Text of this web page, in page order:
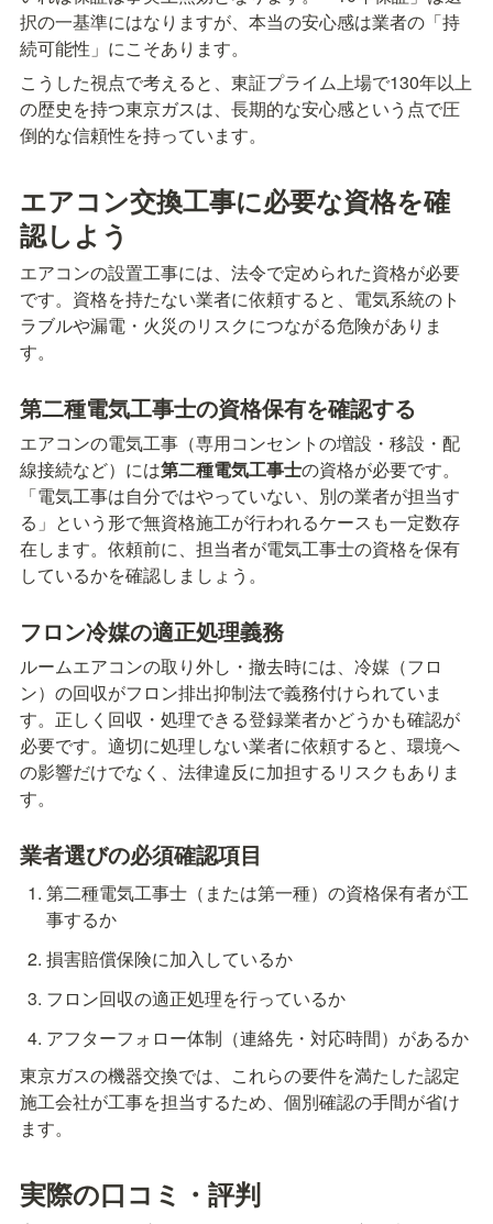
択の一基準にはなりますが、本当の安心感は業者の「持
続可能性」にこそあります。
こうした視点で考えると、東証プライム上場で130年以上
の歴史を持つ東京ガスは、長期的な安心感という点で圧
倒的な信頼性を持っています。
エアコン交換工事に必要な資格を確
認しよう
エアコンの設置工事には、法令で定められた資格が必要
です。資格を持たない業者に依頼すると、電気系統のト
ラブルや漏電・火災のリスクにつながる危険がありま
す。
第二種電気工事士の資格保有を確認する
エアコンの電気工事（専用コンセントの増設・移設・配
線接続など）には第二種電気工事士の資格が必要です。
「電気工事は自分ではやっていない、別の業者が担当す
る」という形で無資格施工が行われるケースも一定数存
在します。依頼前に、担当者が電気工事士の資格を保有
しているかを確認しましょう。
フロン冷媒の適正処理義務
ルームエアコンの取り外し・撤去時には、冷媒（フロ
ン）の回収がフロン排出抑制法で義務付けられていま
す。正しく回収・処理できる登録業者かどうかも確認が
必要です。適切に処理しない業者に依頼すると、環境へ
の影響だけでなく、法律違反に加担するリスクもありま
す。
業者選びの必須確認項目
第二種電気工事士（または第一種）の資格保有者が工
事するか
損害賠償保険に加入しているか
フロン回収の適正処理を行っているか
アフターフォロー体制（連絡先・対応時間）があるか
東京ガスの機器交換では、これらの要件を満たした認定
施工会社が工事を担当するため、個別確認の手間が省け
ます。
実際の口コミ・評判